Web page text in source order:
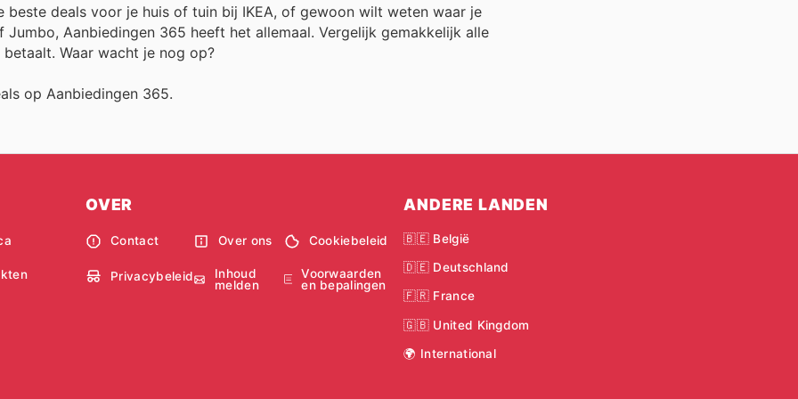
deals voor je huis of tuin bij IKEA, of gewoon wilt weten waar je
Aanbiedingen 365 heeft het allemaal. Vergelijk gemakkelijk alle
Waar wacht je nog op?
op Aanbiedingen 365.
OVER
Contact Over ons Cookiebeleid
Privacybeleid
Inhoud
melden
Voorwaarden
en bepalingen
ANDERE LANDEN
🇧🇪 België
🇩🇪 Deutschland
🇫🇷 France
🇬🇧 United Kingdom
🌍 International